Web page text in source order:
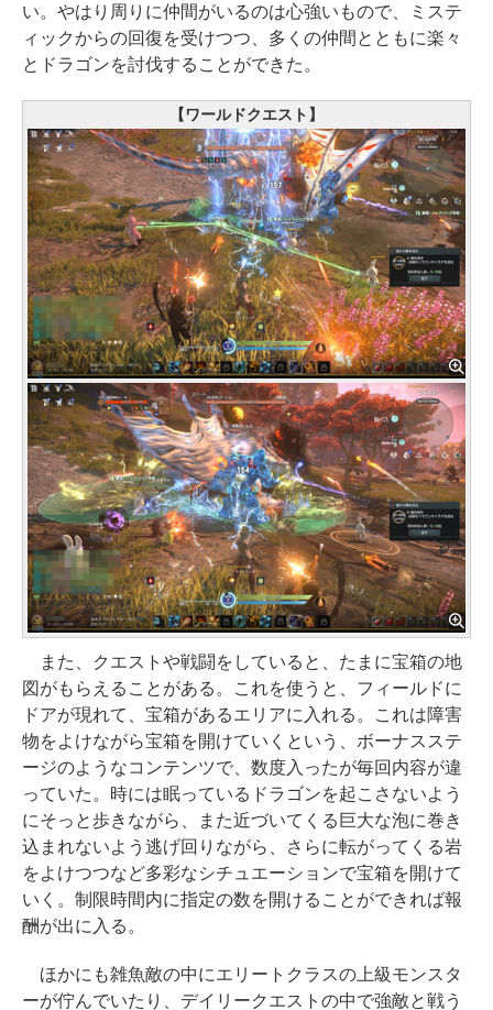
い。やはり周りに仲間がいるのは心強いもので、ミステ
ィックからの回復を受けつつ、多くの仲間とともに楽々
とドラゴンを討伐することができた。
【ワールドクエスト】
また、クエストや戦闘をしていると、たまに宝箱の地
図がもらえることがある。これを使うと、フィールドに
ドアが現れて、宝箱があるエリアに入れる。これは障害
物をよけながら宝箱を開けていくという、ボーナスステ
ージのようなコンテンツで、数度入ったが毎回内容が違
っていた。時には眠っているドラゴンを起こさないよう
にそっと歩きながら、また近づいてくる巨大な泡に巻き
込まれないよう逃げ回りながら、さらに転がってくる岩
をよけつつなど多彩なシチュエーションで宝箱を開けて
いく。制限時間内に指定の数を開けることができれば報
酬が出に入る。
ほかにも雑魚敵の中にエリートクラスの上級モンスタ
ーが佇んでいたり、デイリークエストの中で強敵と戦う